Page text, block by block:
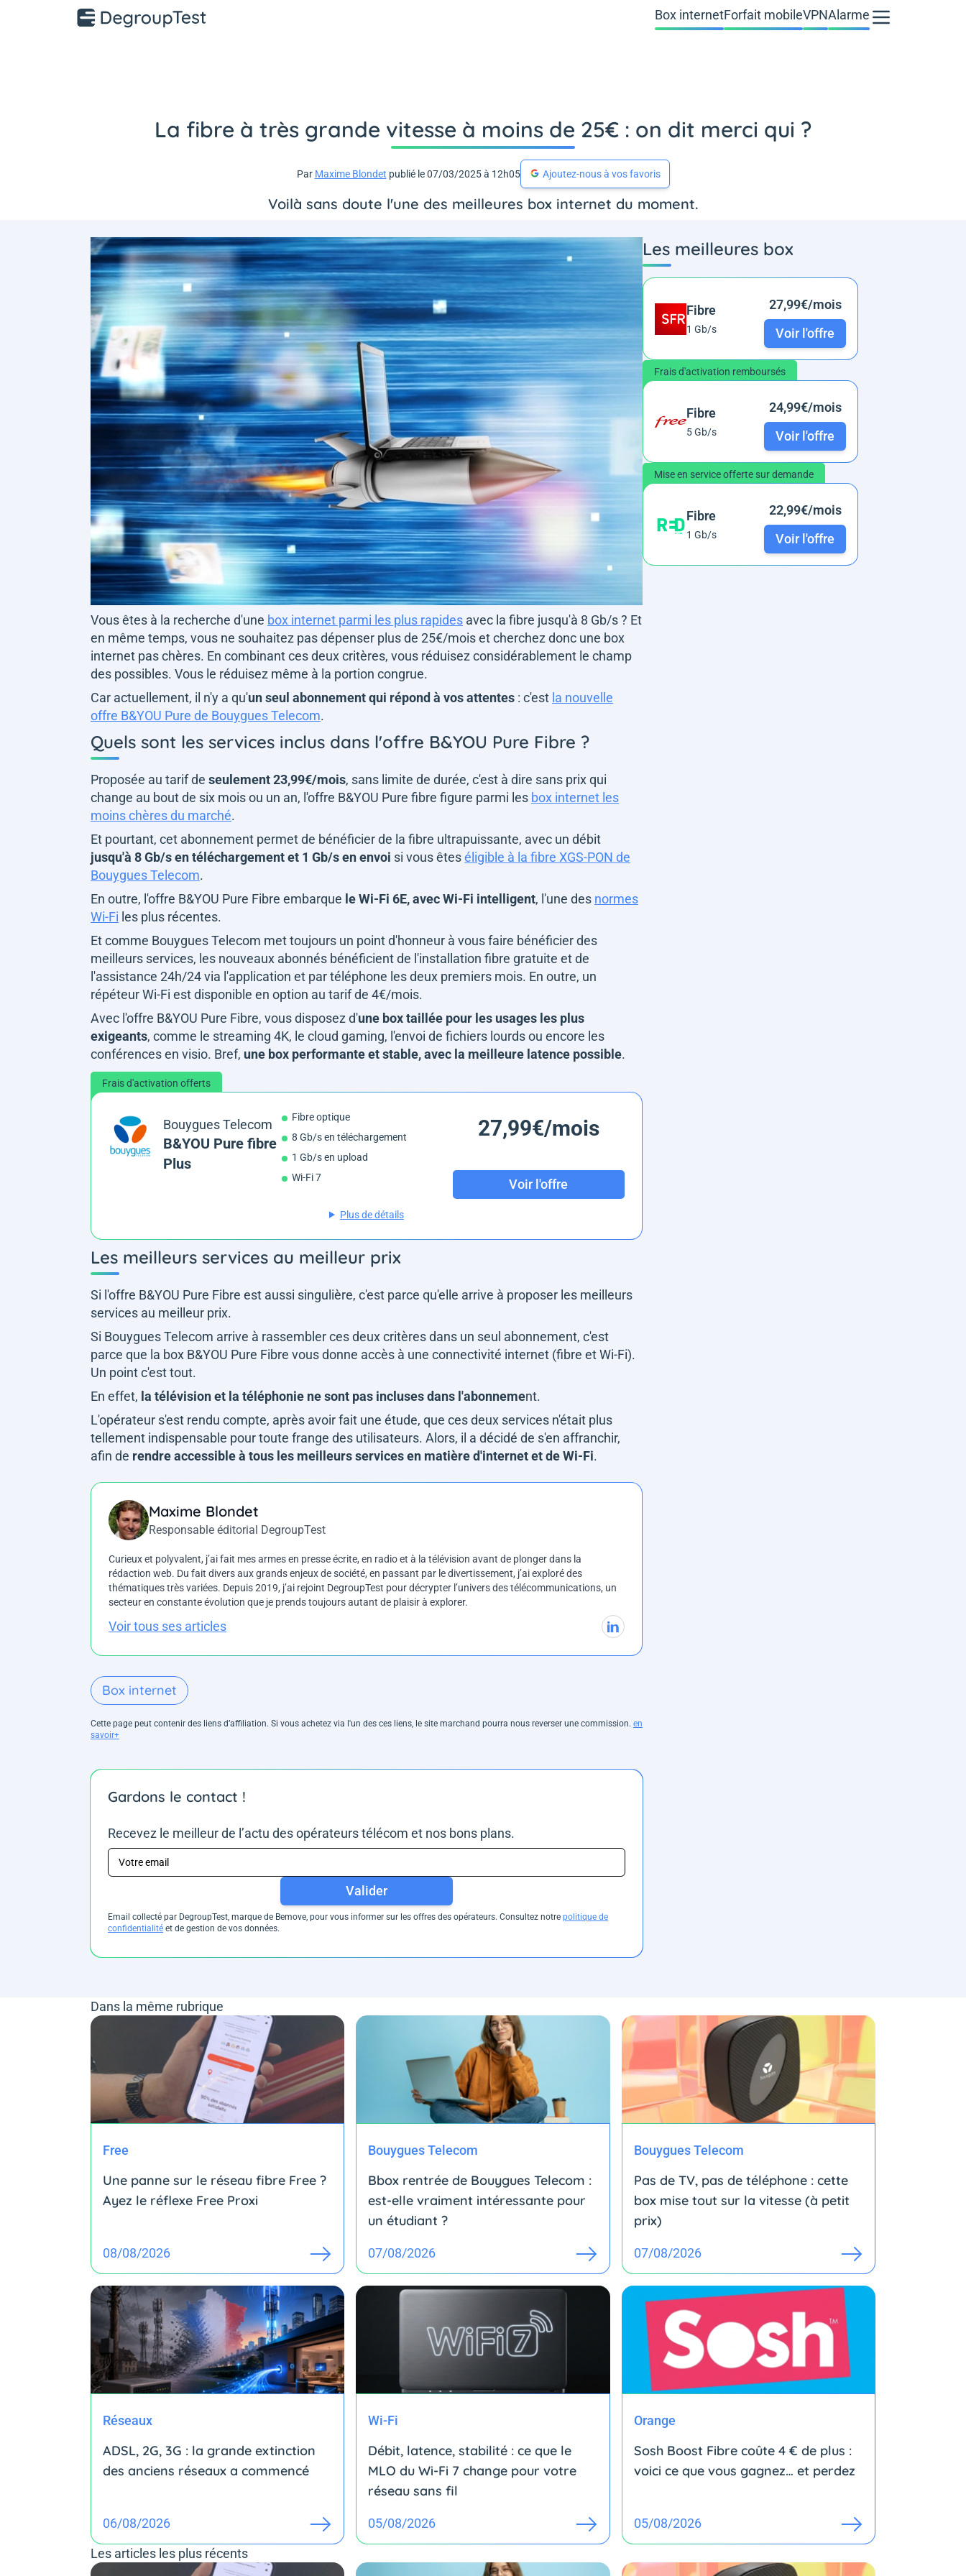
Box internetForfait mobileVPNAlarme
La fibre à très grande vitesse à moins de 25€ : on dit merci qui ?
Par Maxime Blondet publié le 07/03/2025 à 12h05 Ajoutez-nous à vos favoris
Voilà sans doute l'une des meilleures box internet du moment.
Vous êtes à la recherche d'une box internet parmi les plus rapides avec la fibre jusqu'à 8 Gb/s ? Et
en même temps, vous ne souhaitez pas dépenser plus de 25€/mois et cherchez donc une box
internet pas chères. En combinant ces deux critères, vous réduisez considérablement le champ
des possibles. Vous le réduisez même à la portion congrue.
Car actuellement, il n'y a qu'un seul abonnement qui répond à vos attentes : c'est la nouvelle
offre B&YOU Pure de Bouygues Telecom.
Quels sont les services inclus dans l'offre B&YOU Pure Fibre ?
Proposée au tarif de seulement 23,99€/mois, sans limite de durée, c'est à dire sans prix qui
change au bout de six mois ou un an, l'offre B&YOU Pure fibre figure parmi les box internet les
moins chères du marché.
Et pourtant, cet abonnement permet de bénéficier de la fibre ultrapuissante, avec un débit
jusqu'à 8 Gb/s en téléchargement et 1 Gb/s en envoi si vous êteséligible à la fibre XGS-PON de
Bouygues Telecom.
En outre, l'offre B&YOU Pure Fibre embarque le Wi-Fi 6E, avec Wi-Fi intelligent, l'une des normes
Wi-Fi les plus récentes.
Et comme Bouygues Telecom met toujours un point d'honneur à vous faire bénéficier des
meilleurs services, les nouveaux abonnés bénéficient de l'installation fibre gratuite et de
l'assistance 24h/24 via l'application et par téléphone les deux premiers mois. En outre, un
répéteur Wi-Fi est disponible en option au tarif de 4€/mois.
Avec l'offre B&YOU Pure Fibre, vous disposez d'une box taillée pour les usages les plus
exigeants, comme le streaming 4K, le cloud gaming, l'envoi de fichiers lourds ou encore les
conférences en visio. Bref, une box performante et stable, avec la meilleure latence possible.
Frais d'activation offerts
Bouygues Telecom
B&YOU Pure fibre
Plus
Fibre optique
8 Gb/s en téléchargement
1 Gb/s en upload
Wi-Fi 7
27,99€/mois
Voir l'offre
Plus de détails
Les meilleurs services au meilleur prix
Si l'offre B&YOU Pure Fibre est aussi singulière, c'est parce qu'elle arrive à proposer les meilleurs
services au meilleur prix.
Si Bouygues Telecom arrive à rassembler ces deux critères dans un seul abonnement, c'est
parce que la box B&YOU Pure Fibre vous donne accès à une connectivité internet (fibre et Wi-Fi).
Un point c'est tout.
En effet, la télévision et la téléphonie ne sont pas incluses dans l'abonnement.
L'opérateur s'est rendu compte, après avoir fait une étude, que ces deux services n'était plus
tellement indispensable pour toute frange des utilisateurs. Alors, il a décidé de s'en affranchir,
afin de rendre accessible à tous les meilleurs services en matière d'internet et de Wi-Fi.
Maxime Blondet
Responsable éditorial DegroupTest
Curieux et polyvalent, j’ai fait mes armes en presse écrite, en radio et à la télévision avant de plonger dans la
rédaction web. Du fait divers aux grands enjeux de société, en passant par le divertissement, j’ai exploré des
thématiques très variées. Depuis 2019, j’ai rejoint DegroupTest pour décrypter l’univers des télécommunications, un
secteur en constante évolution que je prends toujours autant de plaisir à explorer.
Voir tous ses articles
Box internet
Cette page peut contenir des liens d’affiliation. Si vous achetez via l'un des ces liens, le site marchand pourra nous reverser une commission. en
savoir+
Gardons le contact !
Recevez le meilleur de l’actu des opérateurs télécom et nos bons plans.
Valider
Email collecté par DegroupTest, marque de Bemove, pour vous informer sur les offres des opérateurs. Consultez notre politique de
confidentialité et de gestion de vos données.
Les meilleures box
Fibre
1 Gb/s
27,99€/mois
Voir l'offre
Frais d'activation remboursés
Fibre
5 Gb/s
24,99€/mois
Voir l'offre
Mise en service offerte sur demande
Fibre
1 Gb/s
22,99€/mois
Voir l'offre
Dans la même rubrique
Free
Une panne sur le réseau fibre Free ?
Ayez le réflexe Free Proxi
08/08/2026
Bouygues Telecom
Bbox rentrée de Bouygues Telecom :
est-elle vraiment intéressante pour
un étudiant ?
07/08/2026
Bouygues Telecom
Pas de TV, pas de téléphone : cette
box mise tout sur la vitesse (à petit
prix)
07/08/2026
Réseaux
ADSL, 2G, 3G : la grande extinction
des anciens réseaux a commencé
06/08/2026
Wi-Fi
Débit, latence, stabilité : ce que le
MLO du Wi-Fi 7 change pour votre
réseau sans fil
05/08/2026
Orange
Sosh Boost Fibre coûte 4 € de plus :
voici ce que vous gagnez… et perdez
05/08/2026
Les articles les plus récents